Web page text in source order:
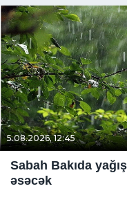
5.08.2026, 12:45
Sabah Bakıda
əsəcək